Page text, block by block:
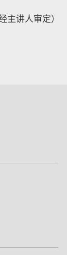
主讲人审定）